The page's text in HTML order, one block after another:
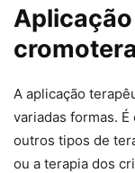
A aplicação
variadas formas.
outros tipos de
ou a terapia dos